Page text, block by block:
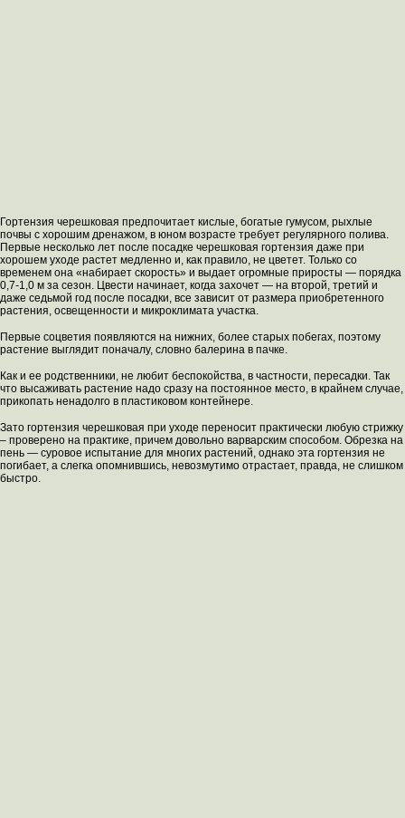
Гортензия черешковая предпочитает кислые, богатые гумусом, рыхлые
почвы с хорошим дренажом, в юном возрасте требует регулярного полива.
Первые несколько лет после посадке черешковая гортензия даже при
хорошем уходе растет медленно и, как правило, не цветет. Только со
временем она «набирает скорость» и выдает огромные приросты — порядка
0,7-1,0 м за сезон. Цвести начинает, когда захочет — на второй, третий и
даже седьмой год после посадки, все зависит от размера приобретенного
растения, освещенности и микроклимата участка.
Первые соцветия появляются на нижних, более старых побегах, поэтому
растение выглядит поначалу, словно балерина в пачке.
Как и ее родственники, не любит беспокойства, в частности, пересадки. Так
что высаживать растение надо сразу на постоянное место, в крайнем случае,
прикопать ненадолго в пластиковом контейнере.
Зато гортензия черешковая при уходе переносит практически любую стрижку
– проверено на практике, причем довольно варварским способом. Обрезка на
пень — суровое испытание для многих растений, однако эта гортензия не
погибает, а слегка опомнившись, невозмутимо отрастает, правда, не слишком
быстро.